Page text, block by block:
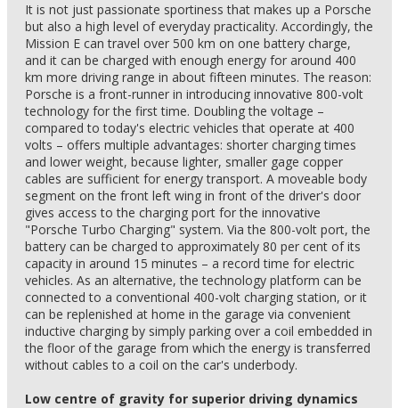
It is not just passionate sportiness that makes up a Porsche
but also a high level of everyday practicality. Accordingly, the
Mission E can travel over 500 km on one battery charge,
and it can be charged with enough energy for around 400
km more driving range in about fifteen minutes. The reason:
Porsche is a front-runner in introducing innovative 800-volt
technology for the first time. Doubling the voltage –
compared to today's electric vehicles that operate at 400
volts – offers multiple advantages: shorter charging times
and lower weight, because lighter, smaller gage copper
cables are sufficient for energy transport. A moveable body
segment on the front left wing in front of the driver's door
gives access to the charging port for the innovative
"Porsche Turbo Charging" system. Via the 800-volt port, the
battery can be charged to approximately 80 per cent of its
capacity in around 15 minutes – a record time for electric
vehicles. As an alternative, the technology platform can be
connected to a conventional 400-volt charging station, or it
can be replenished at home in the garage via convenient
inductive charging by simply parking over a coil embedded in
the floor of the garage from which the energy is transferred
without cables to a coil on the car's underbody.
Low centre of gravity for superior driving dynamics